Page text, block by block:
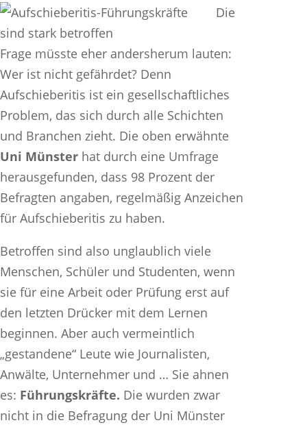
Die
Frage müsste eher andersherum lauten:
Wer ist nicht gefährdet? Denn
Aufschieberitis ist ein gesellschaftliches
Problem, das sich durch alle Schichten
und Branchen zieht. Die oben erwähnte
Uni Münster hat durch eine Umfrage
herausgefunden, dass 98 Prozent der
Befragten angaben, regelmäßig Anzeichen
für Aufschieberitis zu haben.
Betroffen sind also unglaublich viele
Menschen, Schüler und Studenten, wenn
sie für eine Arbeit oder Prüfung erst auf
den letzten Drücker mit dem Lernen
beginnen. Aber auch vermeintlich
„gestandene“ Leute wie Journalisten,
Anwälte, Unternehmer und … Sie ahnen
es: Führungskräfte. Die wurden zwar
nicht in die Befragung der Uni Münster